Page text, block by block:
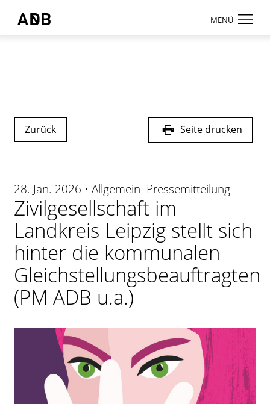
MENÜ
Beratung
↗ Nadis
Über uns
Kontakt
Schrift
vergrößern
Leichte
Zurück Seite drucken
28. Jan. 2026 • Allgemein Pressemitteilung
Zivilgesellschaft im
Landkreis Leipzig stellt sich
hinter die kommunalen
Gleichstellungsbeauftragten
(PM ADB u.a.)